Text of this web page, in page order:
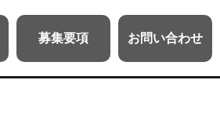
募集要項 お問い合わせ